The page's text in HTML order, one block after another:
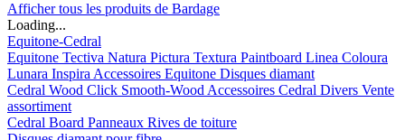
Afficher tous les produits de Bardage
Loading...
Equitone-Cedral
Equitone Tectiva Natura Pictura Textura Paintboard Linea Coloura
Lunara Inspira Accessoires Equitone Disques diamant
Cedral Wood Click Smooth-Wood Accessoires Cedral Divers Vente
assortiment
Cedral Board Panneaux Rives de toiture